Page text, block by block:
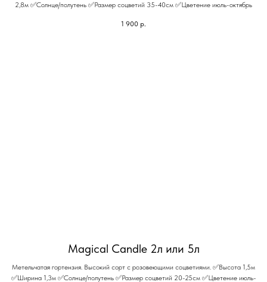
2,8м ✅Солнце/полутень ✅Размер соцветий 35-40см ✅Цветение июль-октябрь
1 900 р.
Magical Candle 2л или 5л
Метельчатая гортензия. Высокий сорт с розовеющими соцветиями. ✅Высота 1,5м
✅Ширина 1,3м ✅Солнце/полутень ✅Размер соцветий 20-25см ✅Цветение июль-